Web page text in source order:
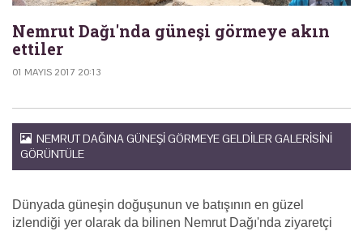
Nemrut Dağı'nda güneşi görmeye akın
ettiler
01 MAYIS 2017 20:13
NEMRUT DAĞINA GÜNEŞI GÖRMEYE GELDILER GALERISINI
GÖRÜNTÜLE
Dünyada güneşin doğuşunun ve batışının en güzel
izlendiği yer olarak da bilinen Nemrut Dağı'nda ziyaretçi